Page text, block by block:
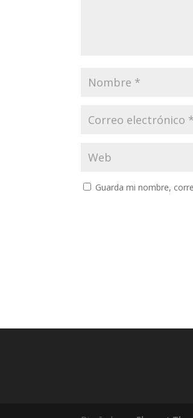
Guarda mi nombre,